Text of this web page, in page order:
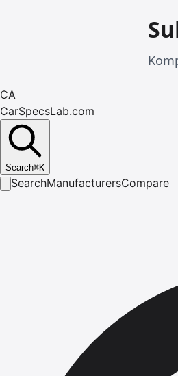
CA
CarSpecsLab.com
Search⌘K
SearchManufacturersCompare